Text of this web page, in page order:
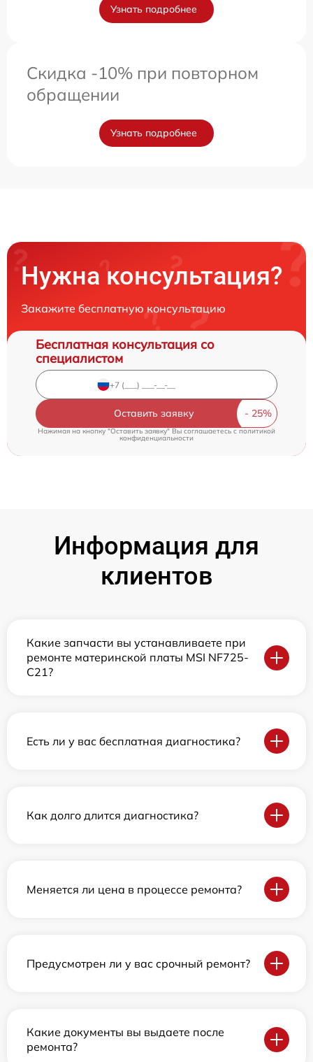
Узнать подробнее
Скидка -10% при повторном
обращении
Узнать подробнее
Нужна консультация?
Закажите бесплатную консультацию
Бесплатная консультация со
специалистом
Оставить заявку
Нажимая на кнопку "Оставить заявку" Вы соглашаетесь cполитикой
конфиденциальности
Информация для
клиентов
Какие запчасти вы устанавливаете при
ремонте материнской платы MSI NF725-
C21?
Есть ли у вас бесплатная диагностика?
Как долго длится диагностика?
Меняется ли цена в процессе ремонта?
Предусмотрен ли у вас срочный ремонт?
Какие документы вы выдаете после
ремонта?